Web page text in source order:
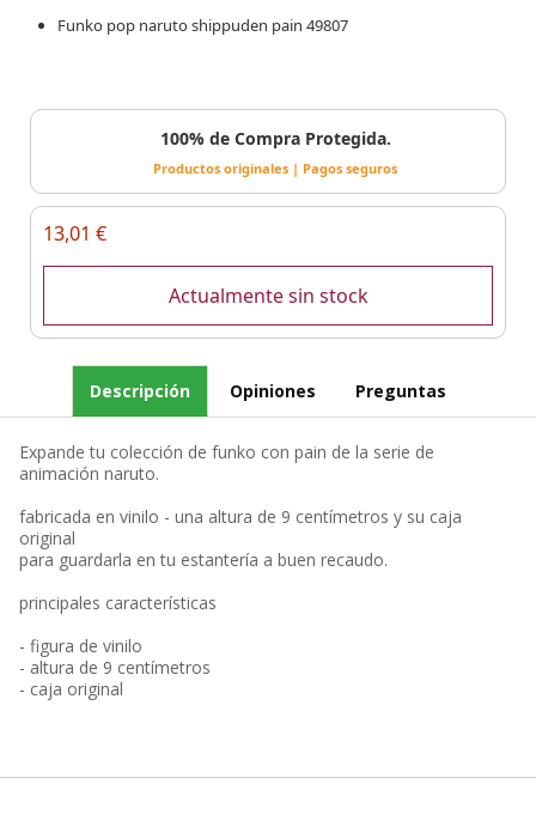
Funko pop naruto shippuden pain 49807
100% de Compra Protegida.
Productos originales | Pagos seguros
13,01 €
Actualmente sin stock
Descripción Opiniones Preguntas
Expande tu colección de funko con pain de la serie de
animación naruto.
fabricada en vinilo - una altura de 9 centímetros y su caja
original
para guardarla en tu estantería a buen recaudo.
principales características
- figura de vinilo
- altura de 9 centímetros
- caja original